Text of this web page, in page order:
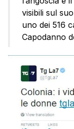
visibili sul
uno dei 516
Capodanno